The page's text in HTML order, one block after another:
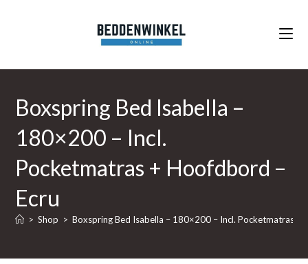
Boxspring Bed Isabella –
180×200 – Incl.
Pocketmatras + Hoofdbord –
Ecru
> Shop > Boxspring Bed Isabella – 180×200 – Incl. Pocketmatras +